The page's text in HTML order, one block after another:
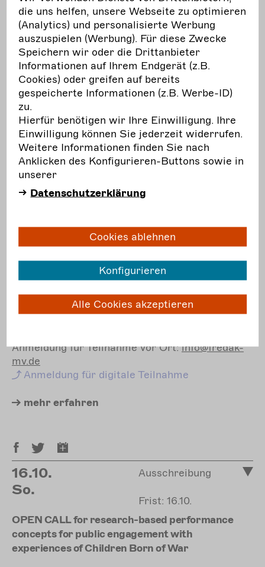
unterstützen sie nachhaltig Kunst und Kultur
umzusetzen und welche Bedingungen müssen
dafür geschaffen werden? Diese Fragen erörtert
die Bühnen- und Kostümbildnerin Christine
Ruynat anhand von Projektabläufen, beginnend
bei der Projektplanung und Entwurfsarbeit, über
Ideenüberprüfung und Umsetzung bis hin zu
Proben- und Aufführungsprozessen sowie zur
Materialverwertung im Anschluss. Akteur*innen
der freien darstellende Künste und Interessierte
sind eingeladen, praxisnah und
ergebnisorientiert Möglichkeiten nachhaltigen
Arbeitens in den darstellenden Künsten
kennenzulernen und auszutauschen. Good
Practice Beispiele und Erfahrungswerte bereits
Vielfalt der Möglichkeiten.
Auf Basis des Wissensinput und der Möglichkeit
um eine digitale Plattform für
Materialvermittlung in Mecklenburg-
Vorpommern zu diskutieren und auf einer „MV-
Map“ nachhaltige Initiativen, Firmen,
Anmeldung für Teilnahme vor Ort:info@fredak-
mv.de
Anmeldung für digitale Teilnahme
mehr erfahren
16.10.
So.
Ausschreibung
Frist: 16.10.
OPEN CALL for research-based performance
concepts for public engagement with
experiences of Children Born of War
die uns helfen, unsere Webseite zu optimieren
(Analytics) und personalisierte Werbung
auszuspielen (Werbung). Für diese Zwecke
Speichern wir oder die Drittanbieter
Informationen auf Ihrem Endgerät (z.B.
Cookies) oder greifen auf bereits
gespeicherte Informationen (z.B. Werbe-ID)
zu.
Hierfür benötigen wir Ihre Einwilligung. Ihre
Einwilligung können Sie jederzeit widerrufen.
Weitere Informationen finden Sie nach
Anklicken des Konfigurieren-Buttons sowie in
unserer
Datenschutzerklärung
Cookies ablehnen
Konfigurieren
Alle Cookies akzeptieren